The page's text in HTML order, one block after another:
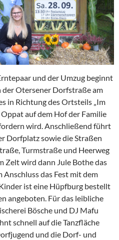
und der Umzug beginnt
Otersener Dorfstraße am
in Richtung des Ortsteils „Im
auf dem Hof der Familie
wird. Anschließend führt
Dorfplatz sowie die Straßen
Turmstraße und Heerweg
Zelt wird dann Jule Bothe das
das Fest mit dem
ist eine Hüpfburg bestellt
angeboten. Für das leibliche
Bösche und DJ Mafu
schnell auf die Tanzfläche
und die Dorf- und